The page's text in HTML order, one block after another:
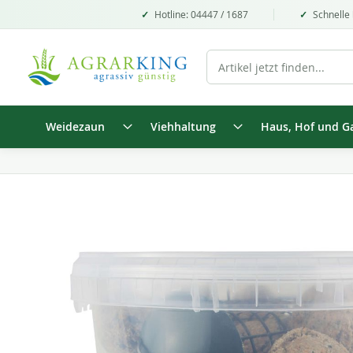
Hotline: 04447 / 1687
Weidezaun Viehhaltung Haus, Hof und
springen